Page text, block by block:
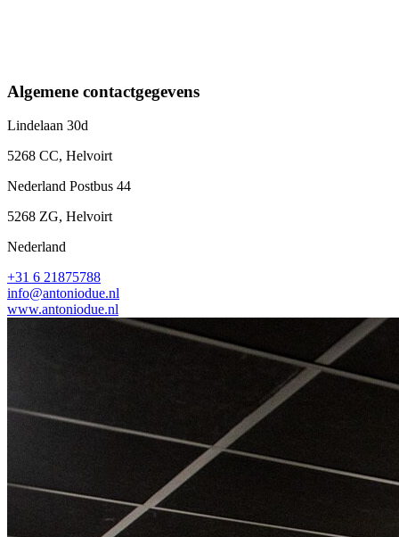
Algemene contactgegevens
Lindelaan 30d
5268 CC, Helvoirt
Nederland Postbus 44
5268 ZG, Helvoirt
Nederland
+31 6 21875788
info@antoniodue.nl
www.antoniodue.nl